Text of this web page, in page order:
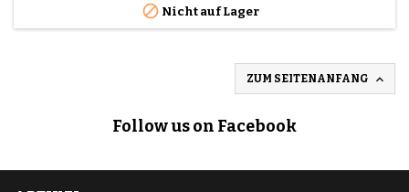
 Nicht auf Lager
ZUM SEITENANFANG 
Follow us on Facebook